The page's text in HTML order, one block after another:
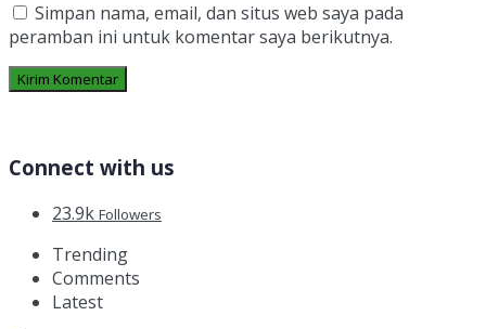
Simpan nama, email, dan situs web saya pada
peramban ini untuk komentar saya berikutnya.
Connect with us
23.9k Followers
Trending
Comments
Latest